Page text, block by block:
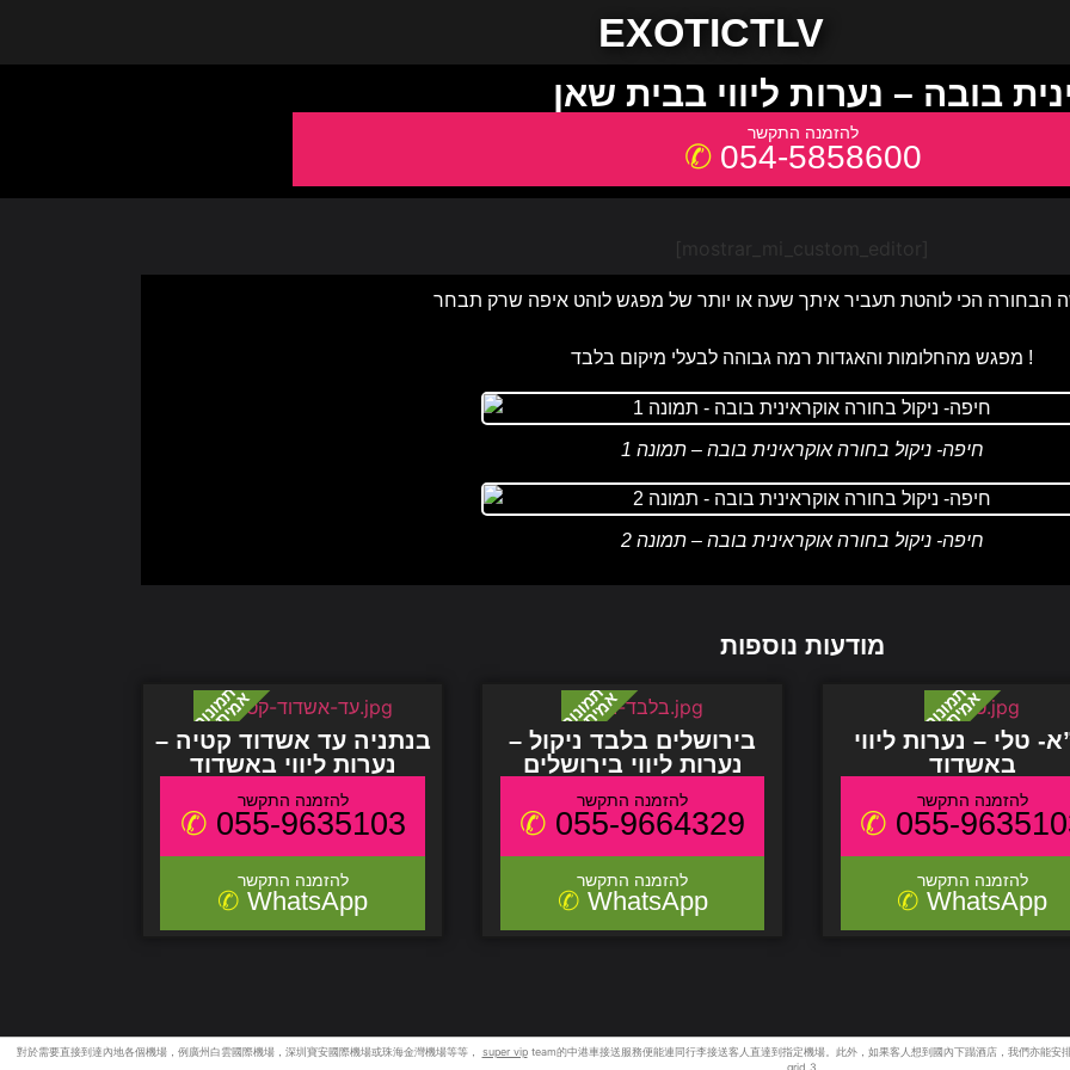
EXOTICTLV
בובה – נערות ליווי בבית שאן
054-5858600
[mostrar_mi_custom_editor]
מפגש מהחלומות והאגדות רמה גבוהה לבעלי מיקום בלבד !
חיפה- ניקול בחורה אוקראינית בובה – תמונה 1
חיפה- ניקול בחורה אוקראינית בובה – תמונה 2
מודעות נוספות
בנתניה עד אשדוד קטיה –
נערות ליווי באשדוד
055-9635103
WhatsApp
בירושלים בלבד ניקול –
נערות ליווי בירושלים
055-9664329
WhatsApp
טלי – נערות ליווי
באשדוד
055-
WhatsApp
對於需要直接到達內地各個機場，例廣州白雲國際機場，深圳寶安國際機場或珠海金灣機場等等， super vip
grid 3.